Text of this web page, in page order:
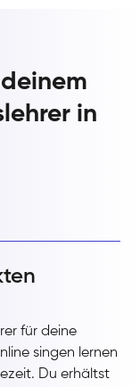
in
für deine
singen lernen
Du erhältst